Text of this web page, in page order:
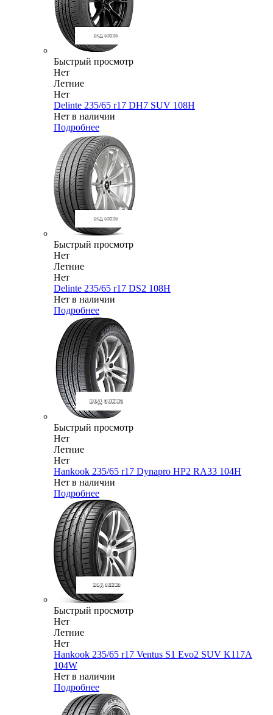
Быстрый просмотр
Нет
Летние
Нет
Delinte 235/65 r17 DH7 SUV 108H
Нет в наличии
Подробнее
Быстрый просмотр
Нет
Летние
Нет
Delinte 235/65 r17 DS2 108H
Нет в наличии
Подробнее
Быстрый просмотр
Нет
Летние
Нет
Hankook 235/65 r17 Dynapro HP2 RA33 104H
Нет в наличии
Подробнее
Быстрый просмотр
Нет
Летние
Нет
Hankook 235/65 r17 Ventus S1 Evo2 SUV K117A
104W
Нет в наличии
Подробнее